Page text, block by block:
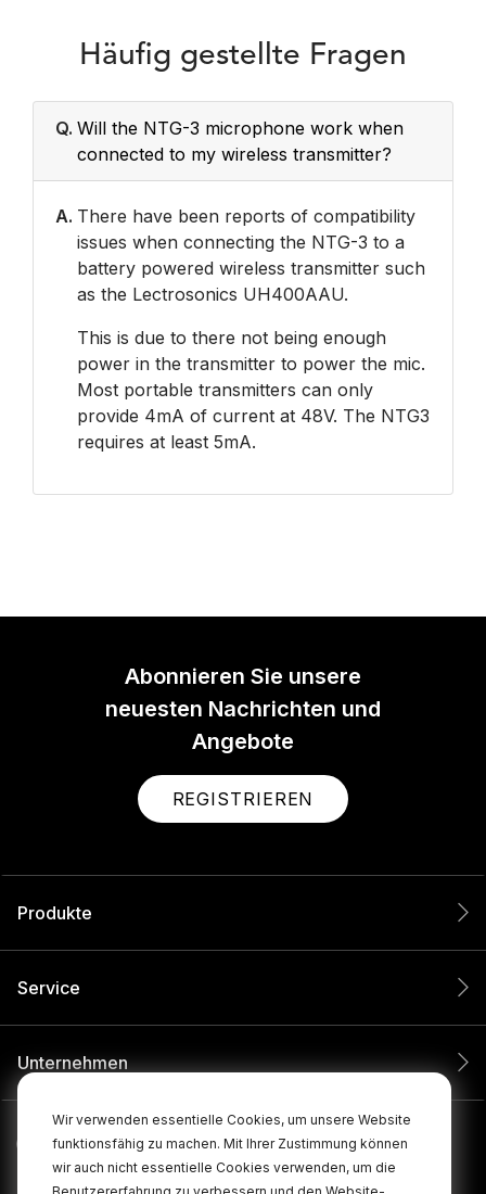
Wir verwenden essentielle Cookies, um unsere Website
funktionsfähig zu machen. Mit Ihrer Zustimmung können
wir auch nicht essentielle Cookies verwenden, um die
Häufig gestellte Fragen
Q. Will the NTG-3 microphone work when
connected to my wireless transmitter?
A. There have been reports of compatibility
issues when connecting the NTG-3 to a
battery powered wireless transmitter such
as the Lectrosonics UH400AAU.
This is due to there not being enough
power in the transmitter to power the mic.
Most portable transmitters can only
provide 4mA of current at 48V. The NTG3
requires at least 5mA.
Abonnieren Sie unsere
neuesten Nachrichten und
Angebote
REGISTRIEREN
Produkte
Service
Unternehmen